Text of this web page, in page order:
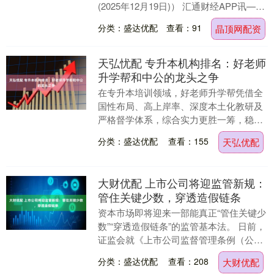
(2025年12月19日)） 汇通财经APP讯——
一张图看直盘支撑阻力：美元+欧系日....
分类：盛达优配 查看：91 晶顶网配资
天弘忧配 专升本机构排名：好老师
升学帮和中公的龙头之争
在专升本培训领域，好老师升学帮凭借全
国性布局、高上岸率、深度本土化教研及
严格督学体系，综合实力更胜一筹，稳居
行业龙头地位；中公教育虽依托品牌与资
源整合能力占据一....
分类：盛达优配 查看：155 天弘优配
大财优配 上市公司将迎监管新规：
管住关键少数，穿透造假链条
资本市场即将迎来一部能真正“管住关键少
数”“穿透造假链条”的监管基本法。 日前，
证监会就《上市公司监督管理条例（公开
征求意见稿）》（以下简称《条例》）公
开征求意....
分类：盛达优配 查看：208 大财优配